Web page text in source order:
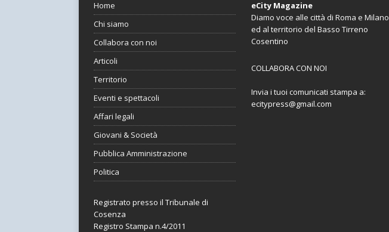
Home
Chi siamo
Collabora con noi
Articoli
Territorio
Eventi e spettacoli
Affari legali
Giovani & Società
Pubblica Amministrazione
Politica
Registrato presso il Tribunale di
Cosenza
Registro Stampa n.4/2011
eCity Magazine
Diamo voce alle città di Roma e Milano
ed al territorio del Basso Tirreno
Cosentino
COLLABORA CON NOI
Invia i tuoi comunicati stampa a:
ecitypress@gmail.com